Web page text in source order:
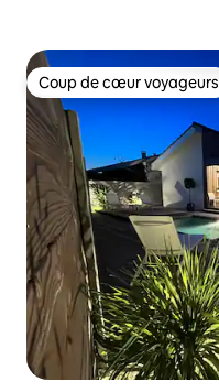
Coup de cœur voyageurs
Coup de cœur voyageurs